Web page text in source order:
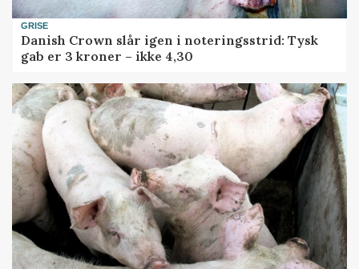
GRISE
Danish Crown slår igen i noteringsstrid: Tysk
gab er 3 kroner – ikke 4,30